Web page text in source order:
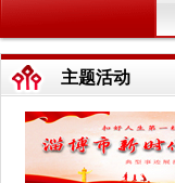
主题活动